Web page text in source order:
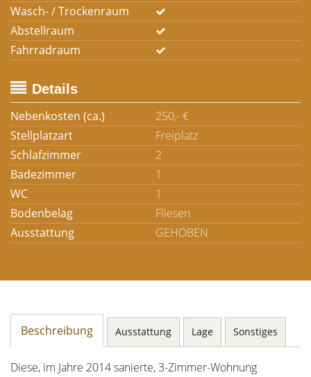
Wasch- / Trockenraum
Abstellraum
Fahrradraum
Details
Nebenkosten (ca.)
250,- €
Stellplatzart
Freiplatz
Schlafzimmer
2
Badezimmer
1
WC
1
Bodenbelag
Fliesen
Ausstattung
GEHOBEN
Beschreibung Ausstattung Lage Sonstiges
Diese, im Jahre 2014 sanierte, 3-Zimmer-Wohnung